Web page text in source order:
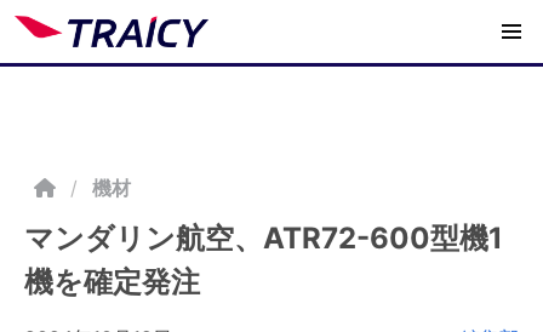
/ 機材
マンダリン航空、ATR72-600型機1
機を確定発注